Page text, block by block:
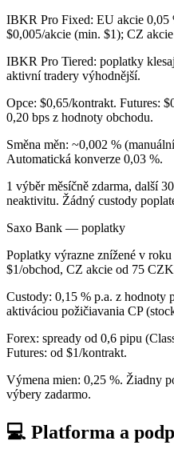
IBKR Pro Fixed: EU akcie
$0,005/akcie (min. $1); CZ
IBKR Pro Tiered: poplatky
aktivní tradery výhodnější.
Opce: $0,65/kontrakt. Futures:
0,20 bps z hodnoty obchodu.
Směna měn: ~0,002 %
Automatická konverze 0,03 %.
1 výběr měsíčně zdarma, další
neaktivitu. Žádný custody
Saxo Bank — poplatky
Poplatky výrazne znížené v
$1/obchod, CZ akcie od 75
Custody: 0,15 % p.a. z hodnoty
aktiváciou požičiavania CP
Forex: spready od 0,6 pipu
Futures: od $1/kontrakt.
Výmena mien: 0,25 %. Žiadny
výbery zadarmo.
💻 Platforma a